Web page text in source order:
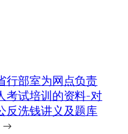
行部室为网点负责
考试培训的资料-对
反洗钱讲义及题库
→